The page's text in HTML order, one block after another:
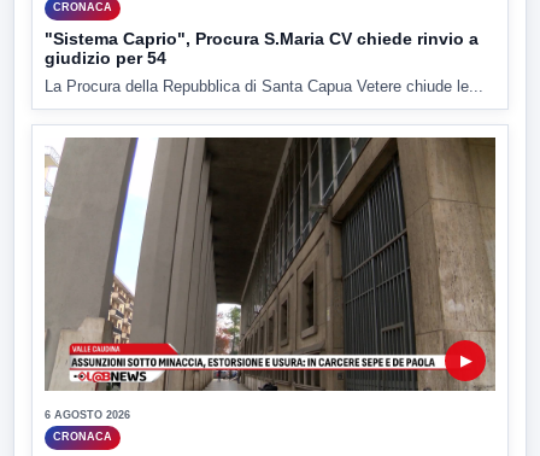
CRONACA
"Sistema Caprio", Procura S.Maria CV chiede rinvio a
giudizio per 54
La Procura della Repubblica di Santa Capua Vetere chiude le...
▶
6 AGOSTO 2026
CRONACA